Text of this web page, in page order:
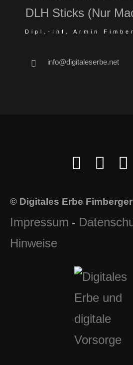
DLH Sticks (Nur
Dipl.-Inf. Armin
info@digitaleserbe.net
© Digitales Erbe
Impressum -
Hinweise